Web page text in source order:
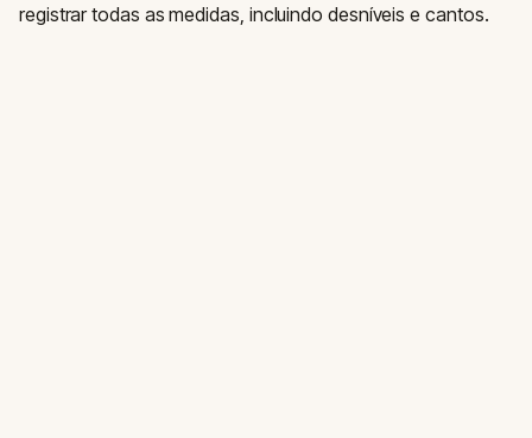
registrar todas as medidas, incluindo desníveis e cantos.